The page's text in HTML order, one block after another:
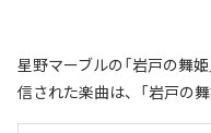
星野マーブルの「岩戸の舞
信された楽曲は、「岩戸の